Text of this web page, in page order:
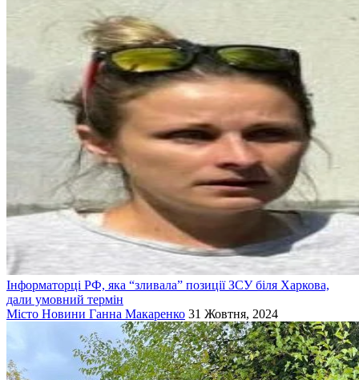
Інформаторці РФ, яка “зливала” позиції ЗСУ біля Харкова,
дали умовний термін
Місто Новини Ганна Макаренко 31 Жовтня, 2024